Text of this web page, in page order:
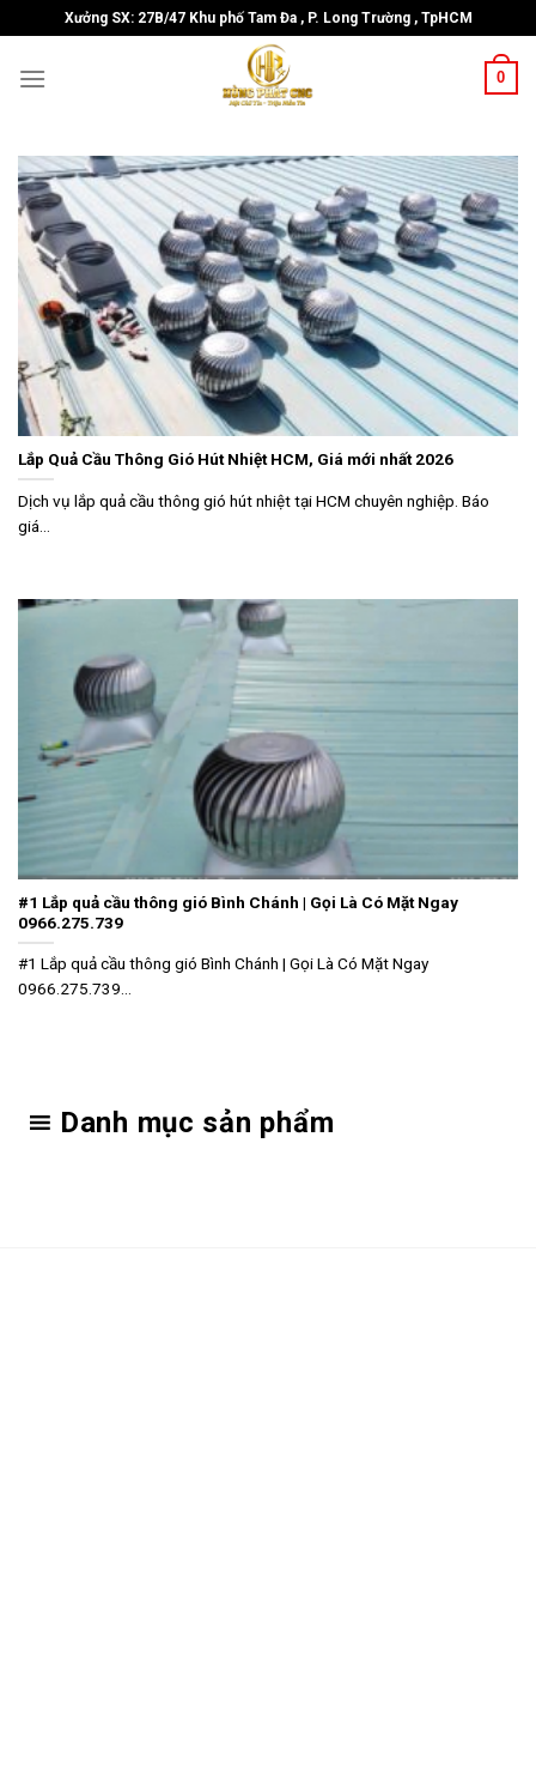
to
content
Xưởng SX: 27B/47 Khu phố Tam Đa , P. Long Trường , TpHCM
0
Lắp Quả Cầu Thông Gió Hút Nhiệt HCM, Giá mới nhất 2026
Dịch vụ lắp quả cầu thông gió hút nhiệt tại HCM chuyên nghiệp. Báo
giá...
#1 Lắp quả cầu thông gió Bình Chánh | Gọi Là Có Mặt Ngay
0966.275.739
#1 Lắp quả cầu thông gió Bình Chánh | Gọi Là Có Mặt Ngay
0966.275.739...
Danh mục sản phẩm